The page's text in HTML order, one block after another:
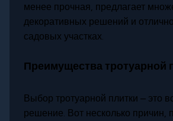
менее прочная, предлагает
декоративных решений и
садовых участках.
Преимущества тротуарной
Выбор тротуарной плитки – это
решение. Вот несколько причин,